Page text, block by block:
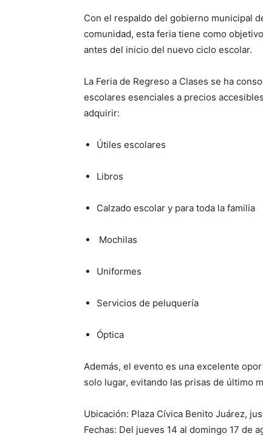
Con el respaldo del gobierno municipal
comunidad, esta feria tiene como
antes del inicio del nuevo ciclo escolar.
La Feria de Regreso a Clases se ha
escolares esenciales a precios
adquirir:
Útiles escolares
Libros
Calzado escolar y para toda la familia
Mochilas
Uniformes
Servicios de peluquería
Óptica
Además, el evento es una excelente
solo lugar, evitando las prisas de último
Ubicación: Plaza Cívica Benito Juárez,
Fechas: Del jueves 14 al domingo 17 de